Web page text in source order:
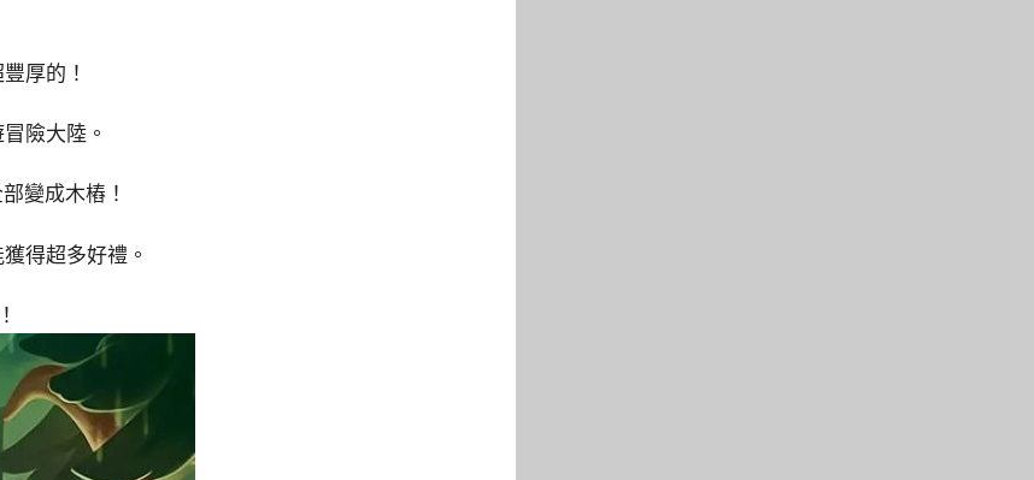
厚的！
險大陸。
變成木樁！
得超多好禮。